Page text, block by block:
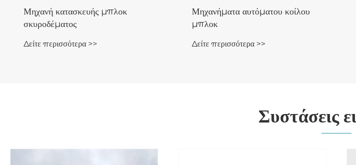
Μηχανή κατασκευής μπλοκ
σκυροδέματος
Δείτε περισσότερα >>
Μηχανήματα αυτόματου κοίλου
μπλοκ
Δείτε περισσότερα >>
Συστάσεις